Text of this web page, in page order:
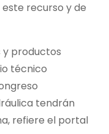
recurso y de
y productos
técnico
tendrán
refiere el portal